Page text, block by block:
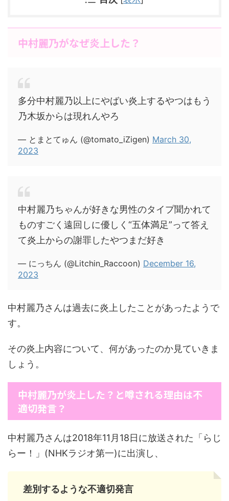
中村麗乃がなぜ炎上した？
多分中村麗乃以上にやばい炎上するやつはもう
乃木坂からは現れんやろ
— とまとてゅん (@tomato_iZigen) March 30,
2023
中村麗乃ちゃんが好きな男性のタイプ聞かれて
ものすごく遠回しに優しく“五体満足”って答え
て炎上からの謝罪したやつまだ好き
— にっちん (@Litchin_Raccoon) December 16,
2023
中村麗乃さんは過去に炎上したことがあったようで
す。
その炎上内容について、何があったのか見ていきま
しょう。
中村麗乃が炎上した？と噂される理由は不
適切発言？
中村麗乃さんは2018年11月18日に放送された「らじ
らー！」(NHKラジオ第一)に出演し、
差別するような不適切発言